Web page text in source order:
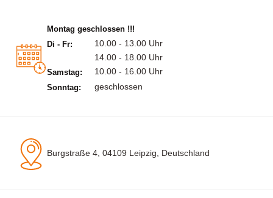
Montag geschlossen !!!
Di - Fr:
10.00 - 13.00 Uhr
14.00 - 18.00 Uhr
Samstag: 10.00 - 16.00 Uhr
Sonntag: geschlossen
Burgstraße 4, 04109 Leipzig, Deutschland